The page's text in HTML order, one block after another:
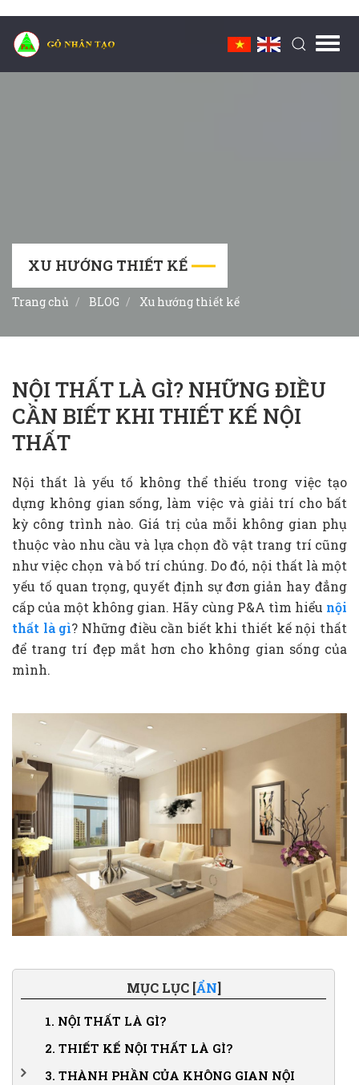
XU HƯỚNG THIẾT KẾ
Trang chủ BLOG Xu hướng thiết kế
NỘI THẤT LÀ GÌ? NHỮNG ĐIỀU
CẦN BIẾT KHI THIẾT KẾ NỘI
THẤT
Nội thất là yếu tố không thể thiếu trong việc tạo
dựng không gian sống, làm việc và giải trí cho bất
kỳ công trình nào. Giá trị của mỗi không gian phụ
thuộc vào nhu cầu và lựa chọn đồ vật trang trí cũng
như việc chọn và bố trí chúng. Do đó, nội thất là một
yếu tố quan trọng, quyết định sự đơn giản hay đẳng
cấp của một không gian. Hãy cùng P&A tìm hiểu nội
thất là gì? Những điều cần biết khi thiết kế nội thất
để trang trí đẹp mắt hơn cho không gian sống của
mình.
MỤC LỤC [ẨN]
1. NỘI THẤT LÀ GÌ?
2. THIẾT KẾ NỘI THẤT LÀ GÌ?
3. THÀNH PHẦN CỦA KHÔNG GIAN NỘI